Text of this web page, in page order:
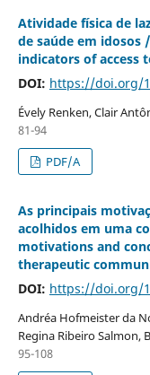
Atividade física de
de saúde em idosos
indicators of access
DOI: https://doi.org/
Évely Renken, Clair
81-94
PDF/A
As principais
acolhidos em uma
motivations and
therapeutic
DOI: https://doi.org/
Andréa Hofmeister da
Regina Ribeiro Salmon,
95-108